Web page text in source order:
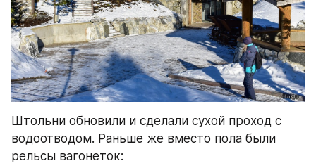
Штольни обновили и сделали сухой проход с
водоотводом. Раньше же вместо пола были
рельсы вагонеток: